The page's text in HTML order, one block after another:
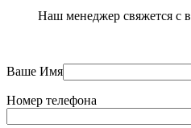
Наш менеджер свяжется с
Ваше Имя
Номер телефона